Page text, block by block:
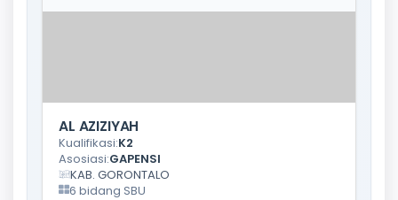
AL AZIZIYAH
Kualifikasi:K2
Asosiasi:GAPENSI
KAB. GORONTALO
6 bidang SBU